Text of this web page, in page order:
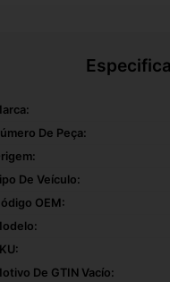
De Peça:
De Veículo:
OEM:
De GTIN Vacío: